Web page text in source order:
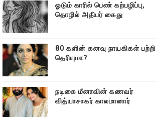
ஓடும் காரில் பெண் கற்பழிப்பு,
தொழில் அதிபர் கைது
80 களின் கனவு நாயகிகள் பற்றி
தெரியுமா?
நடிகை மீனாவின் கணவர்
வித்யாசாகர் காலமானார்